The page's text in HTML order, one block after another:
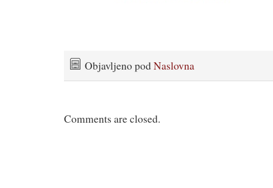
Objavljeno podNaslovna
Comments are closed.